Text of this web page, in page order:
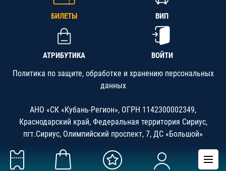
БИЛЕТЫ ВИП
АТРИБУТИКА ВОЙТИ
Политика по защите, обработке и хранению персональных
данных
АНО «СК «Кубань-Регион», ОГРН 1142300002349,
Краснодарский край, Федеральная территория Сириус,
пгт.Сириус, Олимпийский проспект, 7, ДС «Большой»